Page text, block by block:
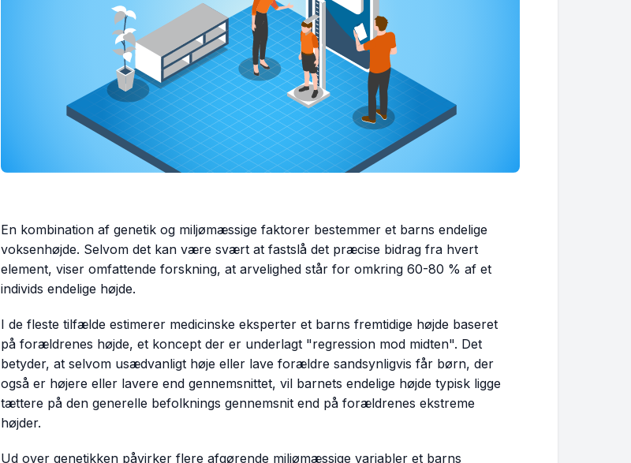
En kombination af genetik og miljømæssige faktorer bestemmer et barns endelige
voksenhøjde. Selvom det kan være svært at fastslå det præcise bidrag fra hvert
element, viser omfattende forskning, at arvelighed står for omkring 60-80 % af et
individs endelige højde.
I de fleste tilfælde estimerer medicinske eksperter et barns fremtidige højde baseret
på forældrenes højde, et koncept der er underlagt "regression mod midten". Det
betyder, at selvom usædvanligt høje eller lave forældre sandsynligvis får børn, der
også er højere eller lavere end gennemsnittet, vil barnets endelige højde typisk ligge
tættere på den generelle befolknings gennemsnit end på forældrenes ekstreme
højder.
Ud over genetikken påvirker flere afgørende miljømæssige variabler et barns